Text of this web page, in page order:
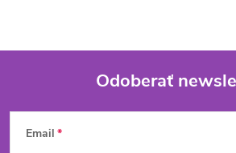
Z
Odoberať
Email